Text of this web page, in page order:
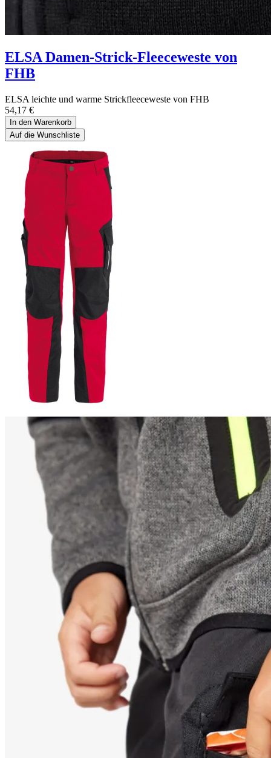
ELSA Damen-Strick-Fleeceweste von
FHB
ELSA leichte und warme Strickfleeceweste von FHB
54,17 €
In den Warenkorb
Auf die Wunschliste